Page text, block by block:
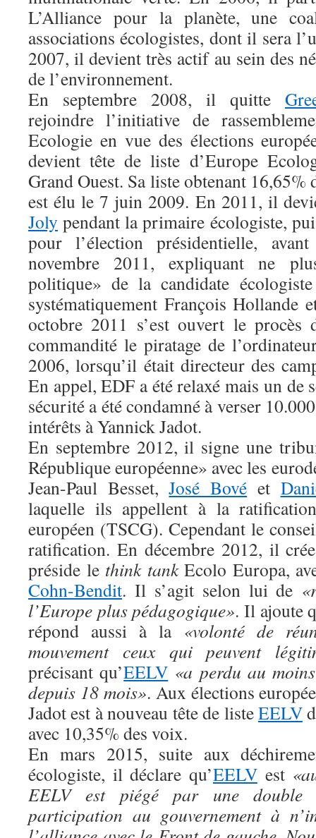
L’Alliance pour la planète, une
associations écologistes, dont il sera
2007, il devient très actif au sein des
de l’environnement.
En septembre 2008, il quitte
rejoindre l’initiative de
Ecologie en vue des élections
devient tête de liste d’Europe
Grand Ouest. Sa liste obtenant 16,65%
est élu le 7 juin 2009. En 2011, il
Joly pendant la primaire écologiste,
pour l’élection présidentielle,
novembre 2011, expliquant ne
politique» de la candidate
systématiquement François Hollande
octobre 2011 s’est ouvert le procès
commandité le piratage de
2006, lorsqu’il était directeur des
En appel, EDF a été relaxé mais un de
sécurité a été condamné à verser
intérêts à Yannick Jadot.
En septembre 2012, il signe une
République européenne» avec les
Jean-Paul Besset,José Bové et
laquelle ils appellent à la
européen (TSCG). Cependant le
ratification. En décembre 2012, il
préside le think tankEcolo Europa,
Cohn-Bendit. Il s’agit selon lui de
l’Europe plus pédagogique». Il ajoute
répond aussi à la «volonté de
mouvement ceux qui peuvent
précisant qu’EELV «a perdu au
depuis 18 mois». Aux élections
Jadot est à nouveau tête de listeEELV
avec 10,35% des voix.
En mars 2015, suite aux
écologiste, il déclare qu’EELVest
EELV est piégé par une
participation au gouvernement à